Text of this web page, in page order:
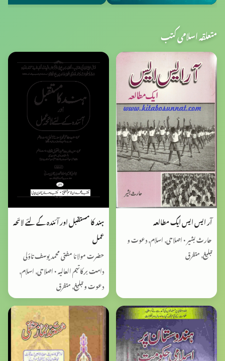
متعلقہ اسلامی کتب
آر ایس ایس ایک مطالعہ
حارث بشیر • اصلاحی, اسلام, دعوت و
تبلیغ, متفرق
ہند کا مستقبل اور آئندہ کے لئے لائحہ
عمل
حضرت مولانا مفتی محمد یوسف تاؤلی
دامت برکاتہم العالیہ • اصلاحی, اسلام,
دعوت و تبلیغ, متفرق